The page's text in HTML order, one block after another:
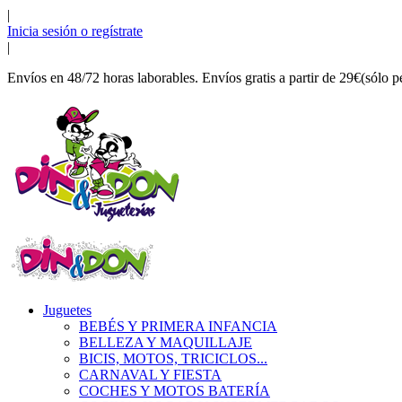
|
Inicia sesión o regístrate
|
Envíos en 48/72 horas laborables. Envíos gratis a partir de 29€(sólo
Juguetes
BEBÉS Y PRIMERA INFANCIA
BELLEZA Y MAQUILLAJE
BICIS, MOTOS, TRICICLOS...
CARNAVAL Y FIESTA
COCHES Y MOTOS BATERÍA